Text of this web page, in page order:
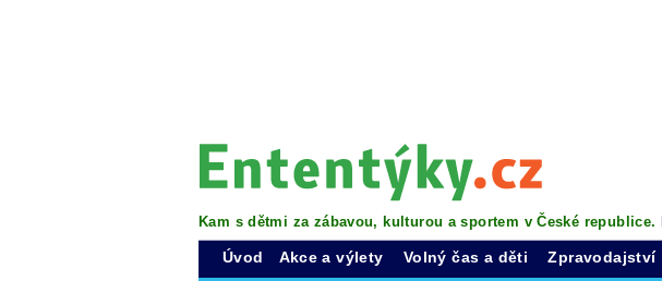
Kam s dětmi za zábavou, kulturou a sportem v České republice.
Úvod Akce a výlety Volný čas a děti Zpravodajství